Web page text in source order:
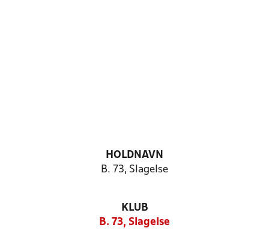
HOLDNAVN
B. 73, Slagelse
KLUB
B. 73, Slagelse